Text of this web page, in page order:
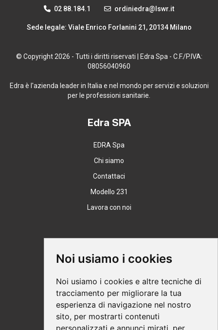
Noi usiamo i cookies
Noi usiamo i cookies e altre tecniche di
tracciamento per migliorare la tua
esperienza di navigazione nel nostro
sito, per mostrarti contenuti
personalizzati e annunci mirati, per
02 88.184.1 ordiniedra@lswr.it
Sede legale: Viale Enrico Forlanini 21, 20134 Milano
© Copyright 2026 - Tutti i diritti riservati | Edra Spa - C.F./P.IVA:
08056040960
Edra è l'azienda leader in Italia e nel mondo per servizi e soluzioni
per le professioni sanitarie.
Edra SPA
EDRA Spa
Chi siamo
Contattaci
Modello 231
Lavora con noi
Supporto
Modalità di acquisto
Ebook help
Privacy